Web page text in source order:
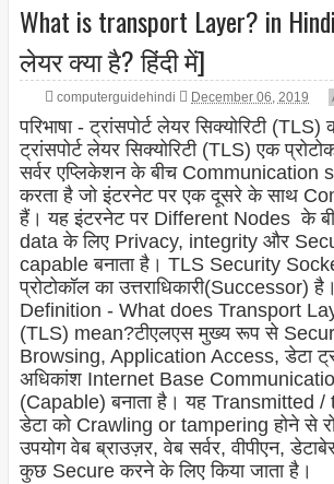
What is transport Layer? in
लेयर क्या है? हिंदी में]
computerguidehindi December 06, 2019
परिभाषा - ट्रांसपोर्ट लेयर सिक्योरिटी (TLS)
ट्रांसपोर्ट लेयर सिक्योरिटी (TLS) एक
सर्वर एप्लिकेशन के बीच Communication
करता है जो इंटरनेट पर एक दूसरे के साथ
हैं। यह इंटरनेट पर Different Nodes के
data के लिए Privacy, integrity और
capable बनाता है। TLS Security
प्रोटोकॉल का उत्तराधिकारी(Successor) है।
Definition - What does Transport
(TLS) mean?टीएलएस मुख्य रूप से
Browsing, Application Access, डेटा
अधिकांश Internet Base
(Capable) बनाता है। यह Transmitted /
डेटा को Crawling or tampering होने से
उपयोग वेब ब्राउज़र, वेब सर्वर, वीपीएन,
कुछ Secure करने के लिए किया जाता है।